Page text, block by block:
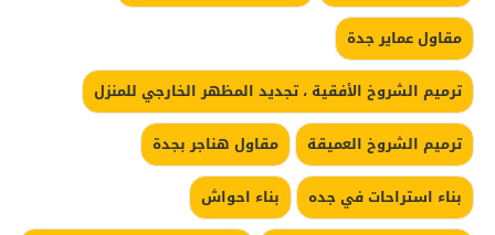
مقاول عماير جدة
ترميم الشروخ الأفقية ، تجديد المظهر الخارجي للمنزل
ترميم الشروخ العميقة
مقاول هناجر بجدة
بناء استراحات في جده
بناء احواش